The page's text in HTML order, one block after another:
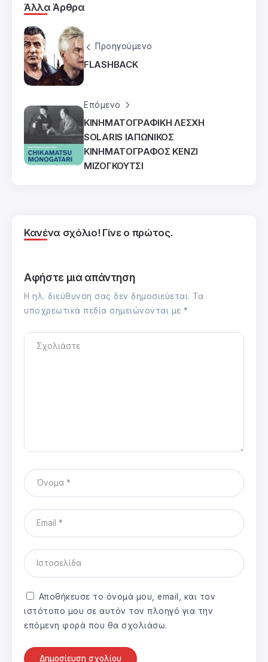
Άλλα Άρθρα
Προηγούμενο
FLASHBACK
Επόμενο
ΚΙΝΗΜΑΤΟΓΡΑΦΙΚΗ ΛΕΣΧΗ
SOLARIS ΙΑΠΩΝΙΚΟΣ
ΚΙΝΗΜΑΤΟΓΡΑΦΟΣ ΚΕΝΖΙ
ΜΙΖΟΓΚΟΥΤΣΙ
Κανένα σχόλιο! Γίνε ο πρώτος.
Αφήστε μια απάντηση
Η ηλ. διεύθυνση σας δεν δημοσιεύεται. Τα
υποχρεωτικά πεδία σημειώνονται με *
Αποθήκευσε το όνομά μου, email, και τον
ιστότοπο μου σε αυτόν τον πλοηγό για την
επόμενη φορά που θα σχολιάσω.